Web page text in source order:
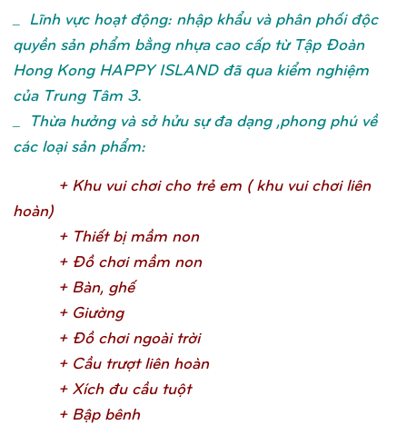
_ Lĩnh vực hoạt động: nhập khẩu và phân phối độc
quyền sản phẩm bằng nhựa cao cấp từ Tập Đoàn
Hong Kong HAPPY ISLAND đã qua kiểm nghiệm
của Trung Tâm 3.
_ Thừa hưởng và sở hửu sự đa dạng ,phong phú về
các loại sản phẩm:
+ Khu vui chơi cho trẻem ( khu vui chơi liên
hoàn)
+ Thiết bịmầm non
+ Đồchơi mầm non
+ Bàn, ghế
+ Giường
+ Đồchơi ngoài trời
+ Cầu trượt liên hoàn
+ Xích đu cầu tuột
+ Bập bênh